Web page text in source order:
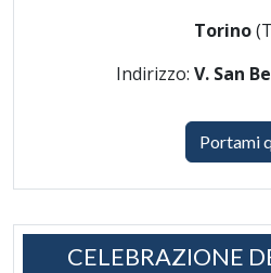
Torino
Indirizzo: V. San
Portami
CELEBRAZIONE